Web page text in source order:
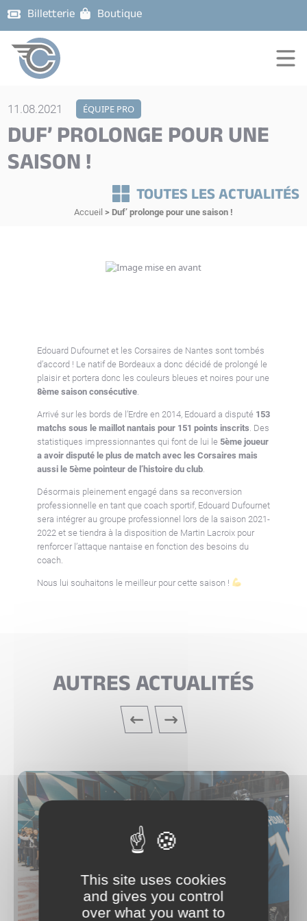
Billetterie Boutique
11.08.2021 ÉQUIPE PRO
DUF’ PROLONGE POUR UNE
SAISON !
TOUTES LES ACTUALITÉS
Accueil > Duf’ prolonge pour une saison !
Edouard Dufournet et les Corsaires de Nantes sont tombés
d’accord ! Le natif de Bordeaux a donc décidé de prolongé le
plaisir et portera donc les couleurs bleues et noires pour une
8ème saison consécutive.
Arrivé sur les bords de l’Erdre en 2014, Edouard a disputé 153
matchs sous le maillot nantais pour 151 points inscrits. Des
statistiques impressionnantes qui font de lui le 5ème joueur
a avoir disputé le plus de match avec les Corsaires mais
aussi le 5ème pointeur de l’histoire du club.
Désormais pleinement engagé dans sa reconversion
professionnelle en tant que coach sportif, Edouard Dufournet
sera intégrer au groupe professionnel lors de la saison 2021-
2022 et se tiendra à la disposition de Martin Lacroix pour
renforcer l’attaque nantaise en fonction des besoins du
coach.
Nous lui souhaitons le meilleur pour cette saison !
AUTRES ACTUALITÉS
This site uses cookies
and gives you control
over what you want to